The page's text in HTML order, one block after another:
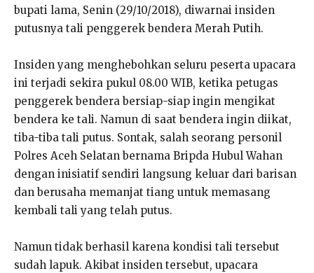
bupati lama, Senin (29/10/2018), diwarnai insiden
putusnya tali penggerek bendera Merah Putih.
Insiden yang menghebohkan seluru peserta upacara
ini terjadi sekira pukul 08.00 WIB, ketika petugas
penggerek bendera bersiap-siap ingin mengikat
bendera ke tali. Namun di saat bendera ingin diikat,
tiba-tiba tali putus. Sontak, salah seorang personil
Polres Aceh Selatan bernama Bripda Hubul Wahan
dengan inisiatif sendiri langsung keluar dari barisan
dan berusaha memanjat tiang untuk memasang
kembali tali yang telah putus.
Namun tidak berhasil karena kondisi tali tersebut
sudah lapuk. Akibat insiden tersebut, upacara